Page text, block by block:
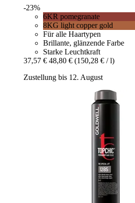
-23%
6KR pomegranate
8KG light copper gold
Für alle Haartypen
Brillante, glänzende Farbe
Starke Leuchtkraft
37,57 € 48,80 € (150,28 € / l)
Zustellung bis 12. August